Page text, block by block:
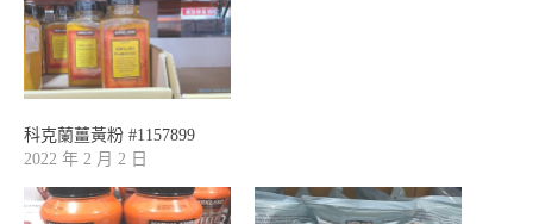
科克蘭薑黃粉 #1157899
2022 年 2 月 2 日